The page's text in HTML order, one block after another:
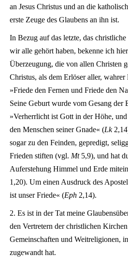
an Jesus Christus und an die
erste Zeuge des Glaubens an ihn ist.
In Bezug auf das letzte, das
wir alle gehört haben, bekenne ich
Überzeugung, die von allen Christen
Christus, als dem Erlöser aller,
»Friede den Fernen und Friede den
Seine Geburt wurde vom Gesang der
»Verherrlicht ist Gott in der Höhe,
den Menschen seiner Gnade« (Lk
sogar zu den Feinden, gepredigt,
Frieden stiften (vgl. Mt5,9), und hat
Auferstehung Himmel und Erde
1,20). Um einen Ausdruck des
ist unser Friede« (Eph 2,14).
2. Es ist in der Tat meine
den Vertretern der christlichen
Gemeinschaften und Weitreligionen,
zugewandt hat.